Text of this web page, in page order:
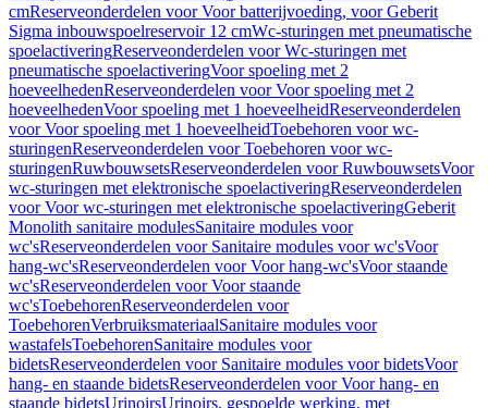
cmReserveonderdelen voor Voor batterijvoeding, voor Geberit
Sigma inbouwspoelreservoir 12 cmWc-sturingen met pneumatische
spoelactiveringReserveonderdelen voor Wc-sturingen met
pneumatische spoelactiveringVoor spoeling met 2
hoeveelhedenReserveonderdelen voor Voor spoeling met 2
hoeveelhedenVoor spoeling met 1 hoeveelheidReserveonderdelen
voor Voor spoeling met 1 hoeveelheidToebehoren voor wc-
sturingenReserveonderdelen voor Toebehoren voor wc-
sturingenRuwbouwsetsReserveonderdelen voor RuwbouwsetsVoor
wc-sturingen met elektronische spoelactiveringReserveonderdelen
voor Voor wc-sturingen met elektronische spoelactiveringGeberit
Monolith sanitaire modulesSanitaire modules voor
wc'sReserveonderdelen voor Sanitaire modules voor wc'sVoor
hang-wc'sReserveonderdelen voor Voor hang-wc'sVoor staande
wc'sReserveonderdelen voor Voor staande
wc'sToebehorenReserveonderdelen voor
ToebehorenVerbruiksmateriaalSanitaire modules voor
wastafelsToebehorenSanitaire modules voor
bidetsReserveonderdelen voor Sanitaire modules voor bidetsVoor
hang- en staande bidetsReserveonderdelen voor Voor hang- en
staande bidetsUrinoirsUrinoirs, gespoelde werking, met